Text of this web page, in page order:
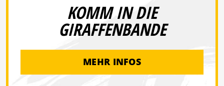
KOMM IN DIE
GIRAFFENBANDE
MEHR INFOS